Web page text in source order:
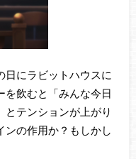
日にラビットハウスに
を飲むと「みんな今日
とテンションが上がり
ンの作用か？もしかし